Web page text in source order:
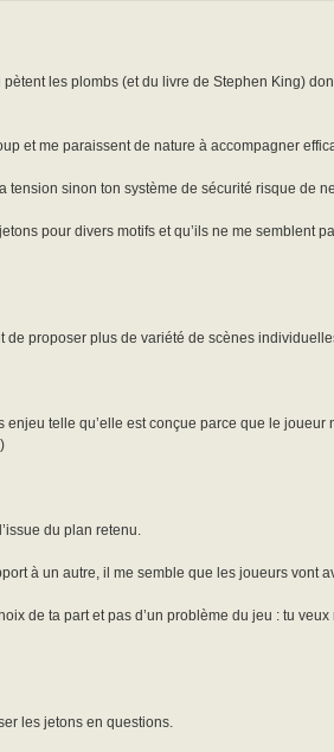
les plombs (et du livre de Stephen King)
et me paraissent de nature à accompagner
sinon ton système de sécurité risque de
pour divers motifs et qu’ils ne me semblent
de proposer plus de variété de scènes
telle qu’elle est conçue parce que le joueur
du plan retenu.
à un autre, il me semble que les joueurs vont
de ta part et pas d’un problème du jeu : tu
les jetons en questions.